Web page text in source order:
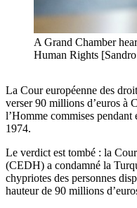
A Grand Chamber
Human Rights
La Cour européenne des
verser 90 millions d’euros à
l’Homme commises pendant
1974.
Le verdict est tombé : la
(CEDH) a condamné la
chypriotes des personnes
hauteur de 90 millions